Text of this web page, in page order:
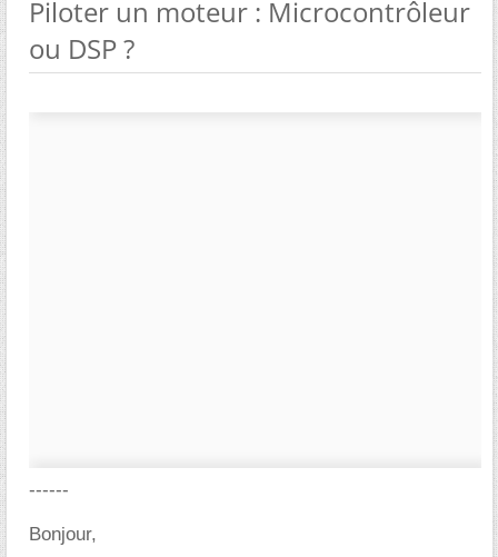
Piloter un moteur : Microcontrôleur
ou DSP ?
------
Bonjour,